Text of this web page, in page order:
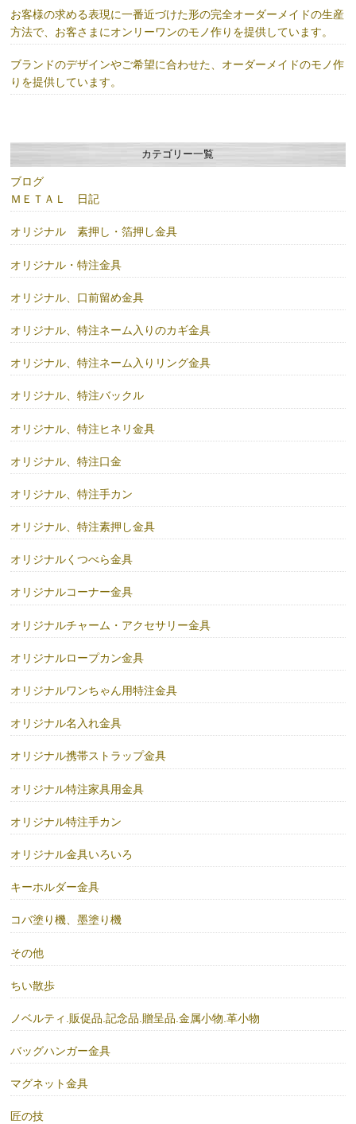
お客様の求める表現に一番近づけた形の完全オーダーメイドの生産
方法で、お客さまにオンリーワンのモノ作りを提供しています。
ブランドのデザインやご希望に合わせた、オーダーメイドのモノ作
りを提供しています。
カテゴリー一覧
ブログ
ＭＥＴＡＬ 日記
オリジナル 素押し・箔押し金具
オリジナル・特注金具
オリジナル、口前留め金具
オリジナル、特注ネーム入りのカギ金具
オリジナル、特注ネーム入りリング金具
オリジナル、特注バックル
オリジナル、特注ヒネリ金具
オリジナル、特注口金
オリジナル、特注手カン
オリジナル、特注素押し金具
オリジナルくつべら金具
オリジナルコーナー金具
オリジナルチャーム・アクセサリー金具
オリジナルロープカン金具
オリジナルワンちゃん用特注金具
オリジナル名入れ金具
オリジナル携帯ストラップ金具
オリジナル特注家具用金具
オリジナル特注手カン
オリジナル金具いろいろ
キーホルダー金具
コバ塗り機、墨塗り機
その他
ちい散歩
ノベルティ.販促品.記念品.贈呈品.金属小物.革小物
バッグハンガー金具
マグネット金具
匠の技